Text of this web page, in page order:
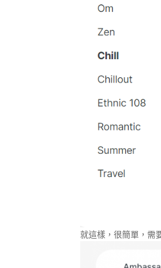
就這樣，很簡單，需